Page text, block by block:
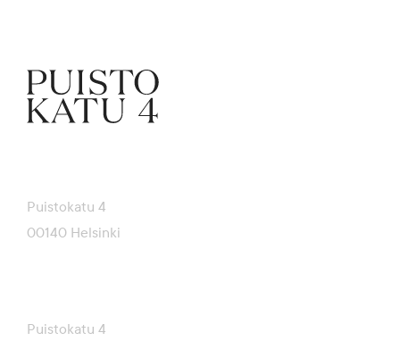
Puistokatu 4
00140 Helsinki
Puistokatu 4